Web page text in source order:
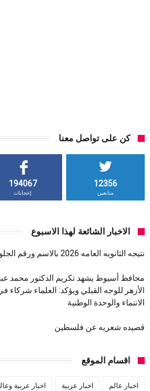
كن على تواصل معنا
12356
متابعين
194067
إعجابات
الاخبار الشائعة لهذا الاسبوع
نتيجه الثانويه العامه 2026 بالاسم ورقم الجلوس
محافظ أسيوط يشهد تكريم الدكتور محمد
الأزهر للوجه القبلي ويؤكد: العلماء شركاء
الانتماء والوحدة الوطنية
قصيده شعريه عن فلسطين
اقسام الموقع
اخبار عالم اخبار عربية اخبار عربية